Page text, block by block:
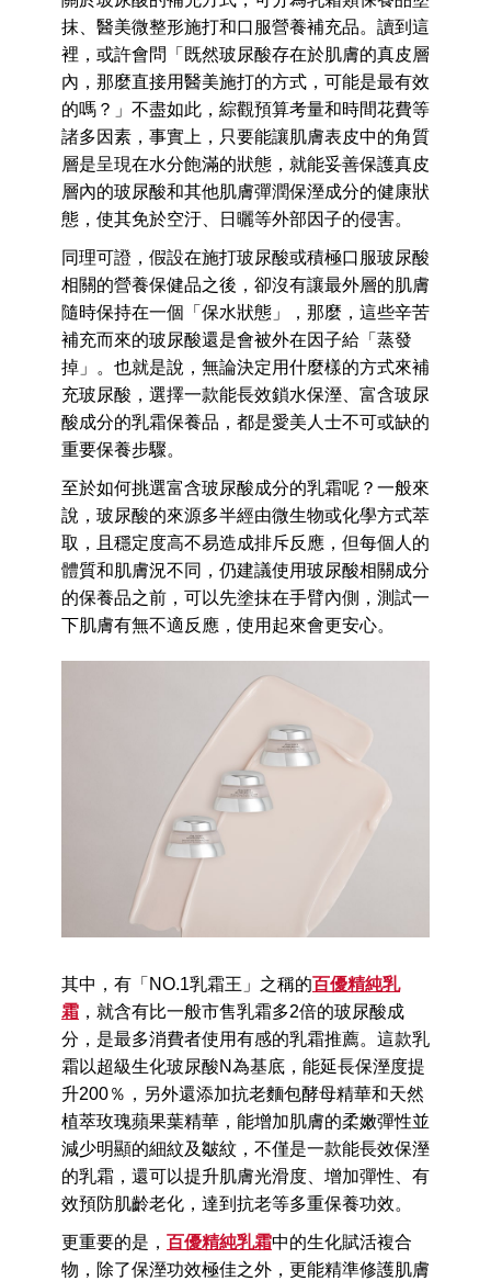
抹、醫美微整形施打和口服營養補充品。讀到這
裡，或許會問「既然玻尿酸存在於肌膚的真皮層
內，那麼直接用醫美施打的方式，可能是最有效
的嗎？」不盡如此，綜觀預算考量和時間花費等
諸多因素，事實上，只要能讓肌膚表皮中的角質
層是呈現在水分飽滿的狀態，就能妥善保護真皮
層內的玻尿酸和其他肌膚彈潤保溼成分的健康狀
態，使其免於空汙、日曬等外部因子的侵害。
同理可證，假設在施打玻尿酸或積極口服玻尿酸
相關的營養保健品之後，卻沒有讓最外層的肌膚
隨時保持在一個「保水狀態」，那麼，這些辛苦
補充而來的玻尿酸還是會被外在因子給「蒸發
掉」。也就是說，無論決定用什麼樣的方式來補
充玻尿酸，選擇一款能長效鎖水保溼、富含玻尿
酸成分的乳霜保養品，都是愛美人士不可或缺的
重要保養步驟。
至於如何挑選富含玻尿酸成分的乳霜呢？一般來
說，玻尿酸的來源多半經由微生物或化學方式萃
取，且穩定度高不易造成排斥反應，但每個人的
體質和肌膚況不同，仍建議使用玻尿酸相關成分
的保養品之前，可以先塗抹在手臂內側，測試一
下肌膚有無不適反應，使用起來會更安心。
其中，有「NO.1乳霜王」之稱的百優精純乳
霜 ，就含有比一般市售乳霜多2倍的玻尿酸成
分，是最多消費者使用有感的乳霜推薦。這款乳
霜以超級生化玻尿酸N為基底，能延長保溼度提
升200％，另外還添加抗老麵包酵母精華和天然
植萃玫瑰蘋果葉精華，能增加肌膚的柔嫩彈性並
減少明顯的細紋及皺紋，不僅是一款能長效保溼
的乳霜，還可以提升肌膚光滑度、增加彈性、有
效預防肌齡老化，達到抗老等多重保養功效。
更重要的是， 百優精純乳霜中的生化賦活複合
物，除了保溼功效極佳之外，更能精準修護肌膚